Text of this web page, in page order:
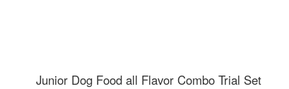
Junior Dog Food all Flavor Combo Trial Set